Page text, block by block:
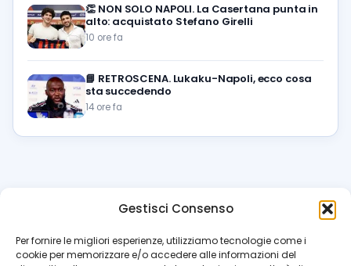
Gestisci Consenso
Per fornire le migliori esperienze, utilizziamo tecnologie come i
cookie per memorizzare e/o accedere alle informazioni del
👏 NON SOLO NAPOLI. La Casertana punta in
alto: acquistato Stefano Girelli
10 ore fa
📘 RETROSCENA. Lukaku-Napoli, ecco cosa
sta succedendo
14 ore fa
azzurrissimo.it
Il blog di riferimento per i tifosi del Napoli. News, interviste,